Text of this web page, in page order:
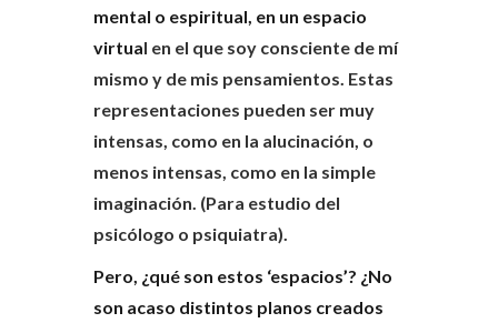
mental o espiritual, en un espacio
virtual en el que soy consciente de mí
mismo y de mis pensamientos. Estas
representaciones pueden ser muy
intensas, como en la alucinación, o
menos intensas, como en la simple
imaginación. (Para estudio del
psicólogo o psiquiatra).
Pero, ¿qué son estos ‘espacios’? ¿No
son acaso distintos planos creados